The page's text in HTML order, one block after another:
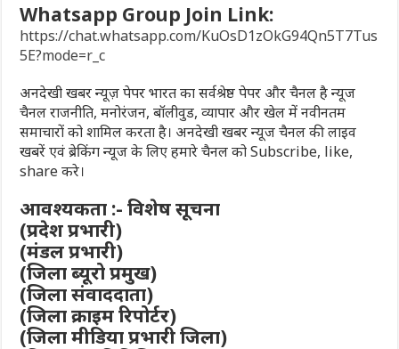
Whatsapp Group Join Link:
https://chat.whatsapp.com/KuOsD1zOkG94Qn5T7Tus
5E?mode=r_c
अनदेखी खबर न्यूज़ पेपर भारत का सर्वश्रेष्ठ पेपर और चैनल है न्यूज
चैनल राजनीति, मनोरंजन, बॉलीवुड, व्यापार और खेल में नवीनतम
समाचारों को शामिल करता है। अनदेखी खबर न्यूज चैनल की लाइव
खबरें एवं ब्रेकिंग न्यूज के लिए हमारे चैनल को Subscribe, like,
share करे।
आवश्यकता :- विशेष सूचना
(प्रदेश प्रभारी)
(मंडल प्रभारी)
(जिला ब्यूरो प्रमुख)
(जिला संवाददाता)
(जिला क्राइम रिपोर्टर)
(जिला मीडिया प्रभारी जिला)